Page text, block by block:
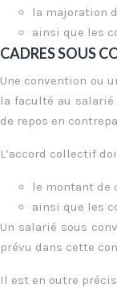
la majoration
ainsi que les
CADRES SOUS
Une convention ou
la faculté au salarié
de repos en
L’accord collectif
le montant de
ainsi que les
Un salarié sous
prévu dans cette
Il est en outre